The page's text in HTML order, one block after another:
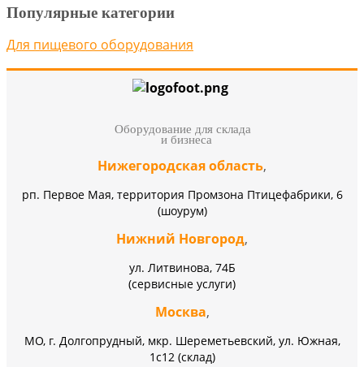
Популярные категории
Для пищевого оборудования
Оборудование для склада
и бизнеса
Нижегородская область,
рп. Первое Мая, территория Промзона Птицефабрики, 6
(шоурум)
Нижний Новгород,
ул. Литвинова, 74Б
(сервисные услуги)
Москва,
МО, г. Долгопрудный, мкр. Шереметьевский, ул. Южная,
1с12 (склад)